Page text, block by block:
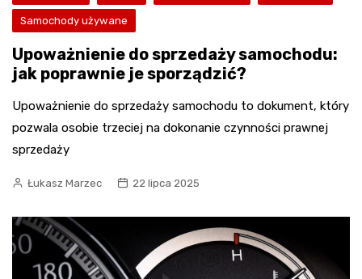
Samochody używane
Upoważnienie do sprzedaży samochodu:
jak poprawnie je sporządzić?
Upoważnienie do sprzedaży samochodu to dokument, który
pozwala osobie trzeciej na dokonanie czynności prawnej
sprzedaży
Łukasz Marzec 22 lipca 2025